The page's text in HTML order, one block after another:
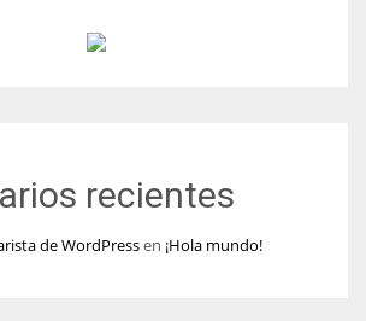
recientes
de WordPressen ¡Hola mundo!